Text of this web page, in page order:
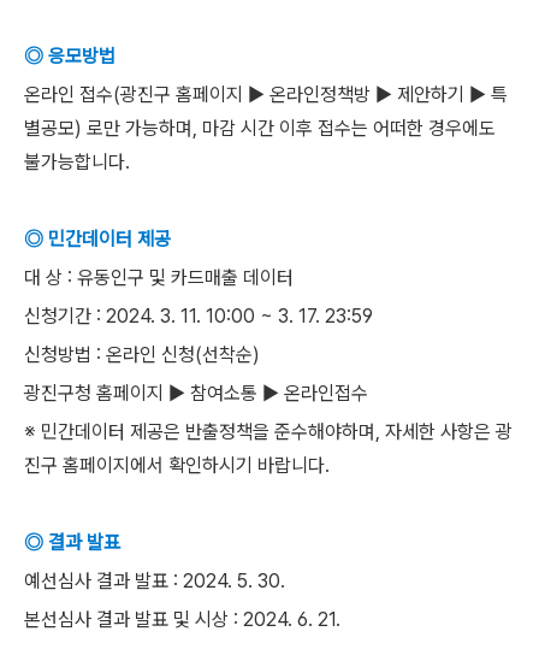
◎ 응모방법
온라인 접수(광진구 홈페이지 ▶ 온라인정책방 ▶ 제안하기 ▶ 특
별공모) 로만 가능하며, 마감 시간 이후 접수는 어떠한 경우에도
불가능합니다.
◎ 민간데이터 제공
대 상 : 유동인구 및 카드매출 데이터
신청기간 : 2024. 3. 11. 10:00 ~ 3. 17. 23:59
신청방법 : 온라인 신청(선착순)
광진구청 홈페이지 ▶ 참여소통 ▶ 온라인접수
※ 민간데이터 제공은 반출정책을 준수해야하며, 자세한 사항은 광
진구 홈페이지에서 확인하시기 바랍니다.
◎ 결과 발표
예선심사 결과 발표 : 2024. 5. 30.
본선심사 결과 발표 및 시상 : 2024. 6. 21.